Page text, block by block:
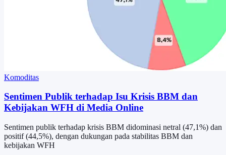
Komoditas
Sentimen Publik terhadap Isu Krisis BBM dan
Kebijakan WFH di Media Online
Sentimen publik terhadap krisis BBM didominasi netral (47,1%) dan
positif (44,5%), dengan dukungan pada stabilitas BBM dan
kebijakan WFH